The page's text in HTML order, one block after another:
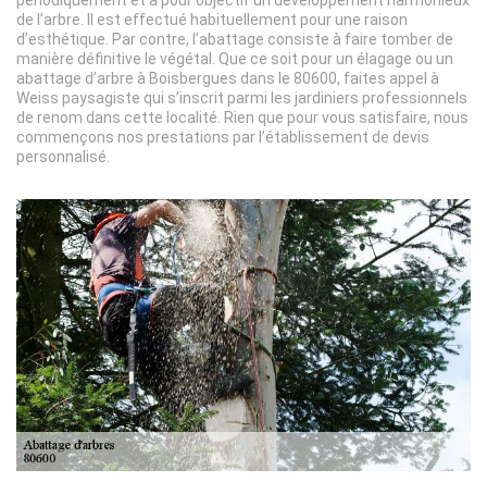
de l’arbre. Il est effectué habituellement pour une raison
d’esthétique. Par contre, l’abattage consiste à faire tomber de
manière définitive le végétal. Que ce soit pour un élagage ou un
abattage d’arbre à Boisbergues dans le 80600, faites appel à
Weiss paysagiste qui s’inscrit parmi les jardiniers professionnels
de renom dans cette localité. Rien que pour vous satisfaire, nous
commençons nos prestations par l’établissement de devis
personnalisé.